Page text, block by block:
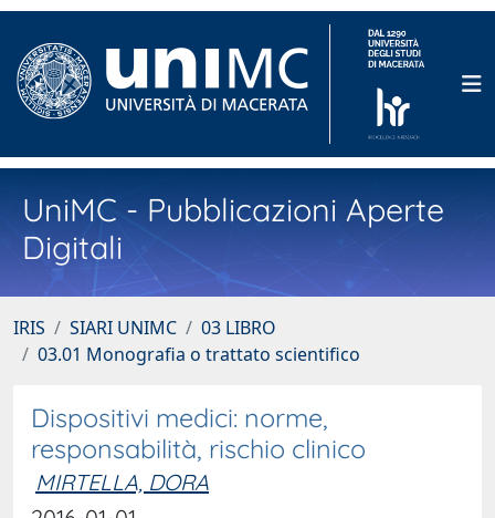
UniMC - Pubblicazioni Aperte
Digitali
IRIS SIARI UNIMC
03 LIBRO
03.01 Monografia o trattato scientifico
Dispositivi medici: norme,
responsabilità, rischio clinico
MIRTELLA, DORA